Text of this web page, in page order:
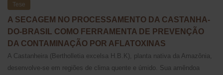
Tese
A SECAGEM NO PROCESSAMENTO DA CASTANHA-
DO-BRASIL COMO FERRAMENTA DE PREVENÇÃO
DA CONTAMINAÇÃO POR AFLATOXINAS
A Castanheira (Bertholletia excelsa H.B.K), planta nativa da Amazônia,
desenvolve-se em regiões de clima quente e úmido. Sua amêndoa